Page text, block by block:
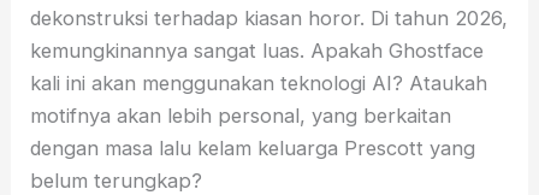
dekonstruksi terhadap kiasan horor. Di tahun 2026,
kemungkinannya sangat luas. Apakah Ghostface
kali ini akan menggunakan teknologi AI? Ataukah
motifnya akan lebih personal, yang berkaitan
dengan masa lalu kelam keluarga Prescott yang
belum terungkap?